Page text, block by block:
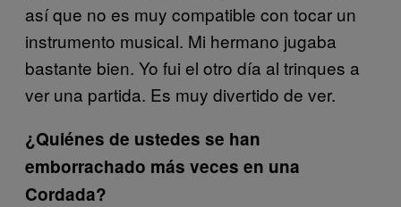
así que no es muy compatible con tocar un
instrumento musical. Mi hermano jugaba
bastante bien. Yo fui el otro día al trinques a
ver una partida. Es muy divertido de ver.
¿Quiénes de ustedes se han
emborrachado más veces en una
Cordada?